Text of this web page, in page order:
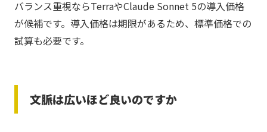
バランス重視ならTerraやClaude Sonnet 5の導入価格
が候補です。導入価格は期限があるため、標準価格での
試算も必要です。
文脈は広いほど良いのですか